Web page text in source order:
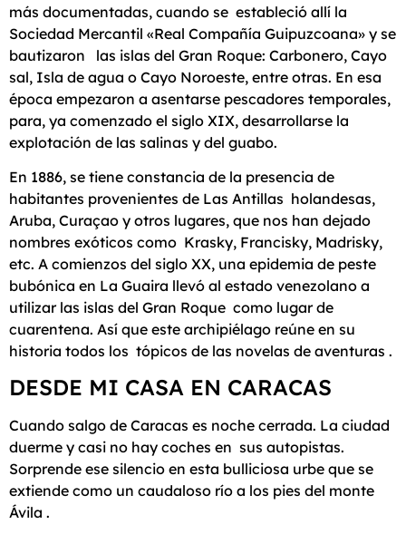
más documentadas, cuando se estableció allí la
Sociedad Mercantil «Real Compañía Guipuzcoana» y se
bautizaron las islas del Gran Roque: Carbonero, Cayo
sal, Isla de agua o Cayo Noroeste, entre otras. En esa
época empezaron a asentarse pescadores temporales,
para, ya comenzado el siglo XIX, desarrollarse la
explotación de las salinas y del guabo.
En 1886, se tiene constancia de la presencia de
habitantes provenientes de Las Antillas holandesas,
Aruba, Curaçao y otros lugares, que nos han dejado
nombres exóticos como Krasky, Francisky, Madrisky,
etc. A comienzos del siglo XX, una epidemia de peste
bubónica en La Guaira llevó al estado venezolano a
utilizar las islas del Gran Roque como lugar de
cuarentena. Así que este archipiélago reúne en su
historia todos los tópicos de las novelas de aventuras .
DESDE MI CASA EN CARACAS
Cuando salgo de Caracas es noche cerrada. La ciudad
duerme y casi no hay coches en sus autopistas.
Sorprende ese silencio en esta bulliciosa urbe que se
extiende como un caudaloso río a los pies del monte
Ávila .